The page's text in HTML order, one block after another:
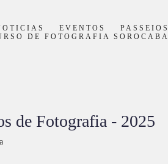
EVENTOS PASSEIOS
DE FOTOGRAFIA SOROCABA
de Fotografia - 2025